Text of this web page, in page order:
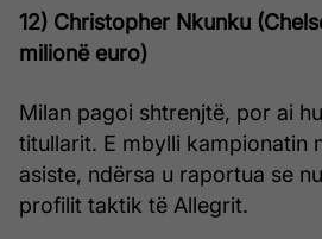
12) Christopher Nkunku
milionë euro)
Milan pagoi shtrenjtë, por ai
titullarit. E mbylli kampionatin
asiste, ndërsa u raportua se
profilit taktik të Allegrit.